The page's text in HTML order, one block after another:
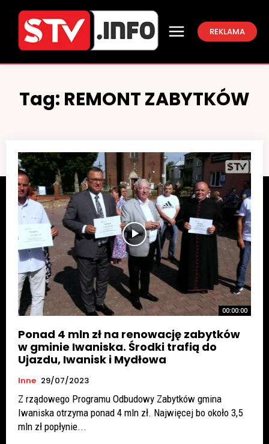
REKLAMA
Tag: REMONT ZABYTKÓW
00:00:00
Ponad 4 mln zł na renowację zabytków
w gminie Iwaniska. Środki trafią do
Ujazdu, Iwanisk i Mydłowa
Inne 29/07/2023
Z rządowego Programu Odbudowy Zabytków gmina
Iwaniska otrzyma ponad 4 mln zł. Najwięcej bo około 3,5
mln zł popłynie...